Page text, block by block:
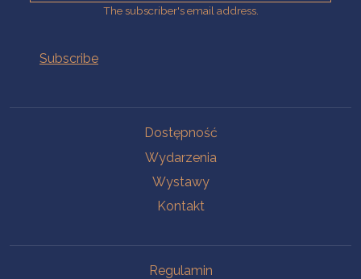
The subscriber's email address.
Dostępność
Wydarzenia
Wystawy
Kontakt
Regulamin